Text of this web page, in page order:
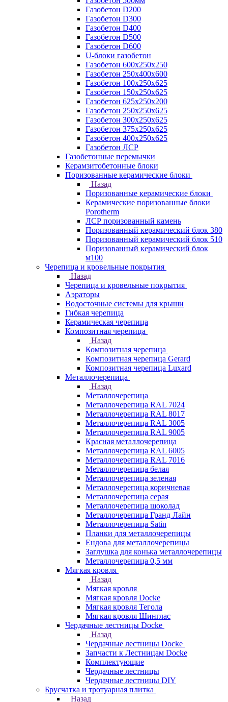
Газобетон D200
Газобетон D300
Газобетон D400
Газобетон D500
Газобетон D600
U-блоки газобетон
Газобетон 600x250x250
Газобетон 250x400x600
Газобетон 100х250х625
Газобетон 150х250х625
Газобетон 625х250х200
Газобетон 250х250х625
Газобетон 300х250х625
Газобетон 375х250х625
Газобетон 400х250х625
Газобетон ЛСР
Газобетонные перемычки
Керамзитобетонные блоки
Поризованные керамические блоки
Назад
Поризованные керамические блоки
Керамические поризованные блоки
Porotherm
ЛСР поризованный камень
Поризованный керамический блок 380
Поризованный керамический блок 510
Поризованный керамический блок
м100
Черепица и кровельные покрытия
Назад
Черепица и кровельные покрытия
Аэраторы
Водосточные системы для крыши
Гибкая черепица
Керамическая черепица
Композитная черепица
Назад
Композитная черепица
Композитная черепица Gerard
Композитная черепица Luxard
Металлочерепица
Назад
Металлочерепица
Металлочерепица RAL 7024
Металлочерепица RAL 8017
Металлочерепица RAL 3005
Металлочерепица RAL 9005
Красная металлочерепица
Металлочерепица RAL 6005
Металлочерепица RAL 7016
Металлочерепица белая
Металлочерепица зеленая
Металлочерепица коричневая
Металлочерепица серая
Металлочерепица шоколад
Металлочерепица Гранд Лайн
Металлочерепица Satin
Планки для металлочерепицы
Ендова для металлочерепицы
Заглушка для конька металлочерепицы
Металлочерепица 0,5 мм
Мягкая кровля
Назад
Мягкая кровля
Мягкая кровля Docke
Мягкая кровля Тегола
Мягкая кровля Шинглас
Чердачные лестницы Docke
Назад
Чердачные лестницы Docke
Запчасти к Лестницам Docke
Комплектующие
Чердачные лестницы
Чердачные лестницы DIY
Брусчатка и тротуарная плитка
Назад